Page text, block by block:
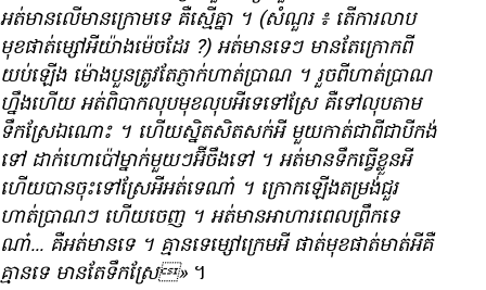
អត់​មាន​លើ​មាន​ក្រោម​ទេ គឺ​ស្មើ​គ្នា ។ (សំណួរ ៖ តើ​ការ​លាប​
មុខ​ផាត់​ម្សៅ​អី​យ៉ាងម៉េច​ដែរ ?) អត់​មាន​ទេៗ មាន​តែ​ក្រោក​ពី​
យប់​ឡើង ម៉ោង​បួន​ត្រូវតែ​ភ្ញាក់​ហាត់ប្រាណ ។ រួច​ពី​ហាត់ប្រាណ​
ហ្នឹង​ហើយ អត់​ពិបាក​លុប​មុខ​លុប​អី​ទេ​ទៅ​ស្រែ គឺ​ទៅ​លុប​តាម​
ទឹក​ស្រែ​ឯណោះ ។ ហើយ​ស្និត​សិត​សក់​អី មួយ​កាត់​ជា​ពី​ជា​បី​កង់​
ទៅ ដាក់​ហោប៉ៅ​ម្នាក់​មួយៗអ៊ីចឹង​ទៅ ។ អត់​មាន​ទឹក​ធ្វើខ្លួន​អី​
ហើយ​បាន​ចុះ​ទៅ​ស្រែ​អី​អត់​ទេ​ណា៎ ។ ក្រោក​ឡើង​តម្រង់​ជួរ
ហាត់​ប្រាណៗ ហើយ​ចេញ ។ អត់​មាន​ឤហារ​ពេល​ព្រឹក​ទេ​
ណា៎... គឺ​អត់​មាន​ទេ ។ គ្មាន​ទេ​ម្សៅ​ក្រេម​អី ផាត់​មុខ​ផាត់​មាត់​អី​គឺ​
គ្មាន​ទេ មាន​តែ​ទឹក​ស្រែ»។